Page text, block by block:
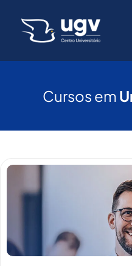
Cursos em